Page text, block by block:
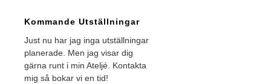
Kommande Utställningar
Just nu har jag inga utställningar
planerade. Men jag visar dig
gärna runt i min Ateljé. Kontakta
mig så bokar vi en tid!